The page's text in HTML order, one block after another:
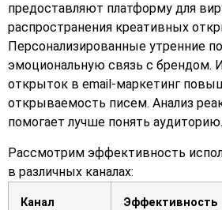
предоставляют платформу для
распространения креативных
Персонализированные утренние
эмоциональную связь с брендом.
открыток в email-маркетинг
открываемость писем. Анализ
помогает лучше понять аудиторию.
Рассмотрим эффективность
в различных каналах:
Канал Эффективность